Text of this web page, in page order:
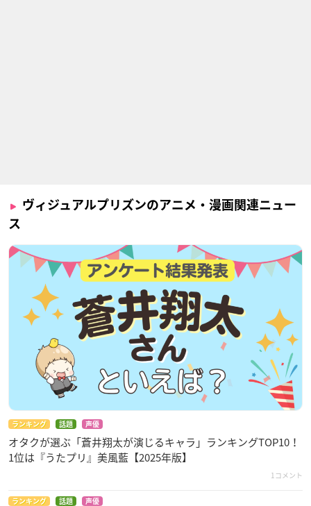
ヴィジュアルプリズンのアニメ・漫画関連ニュー
ス
ランキング 話題 声優
オタクが選ぶ「蒼井翔太が演じるキャラ」ランキングTOP10！
1位は『うたプリ』美風藍【2025年版】
1コメント
ランキング 話題 声優